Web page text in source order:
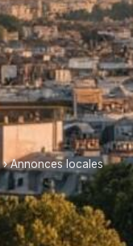
› Annonces locales